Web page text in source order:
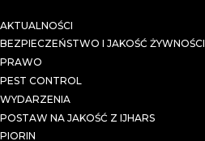
AKTUALNOŚCI
BEZPIECZEŃSTWO I JAKOŚĆ ŻYWNOŚCI
PRAWO
PEST CONTROL
WYDARZENIA
POSTAW NA JAKOŚĆ Z IJHARS
PIORIN